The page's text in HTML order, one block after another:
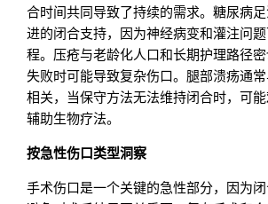
合时间共同导致了持续的需求。糖尿病
进的闭合支持，因为神经病变和灌注问
程。压疮与老龄化人口和长期护理路径
失败时可能导致复杂伤口。腿部溃疡通
相关，当保守方法无法维持闭合时，可
辅助生物疗法。
按急性伤口类型洞察
手术伤口是一个关键的急性部分，因为